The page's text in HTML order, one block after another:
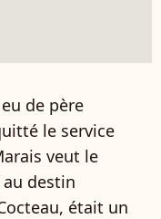
de père
le service
veut le
destin
était un